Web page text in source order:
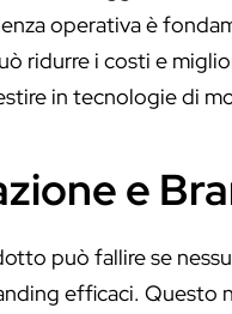
operativa è
ridurre i costi e
in tecnologie di
e
può fallire se
efficaci. Questo